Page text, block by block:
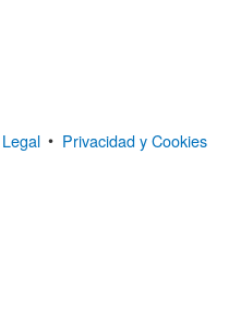
Legal • Privacidad y Cookies